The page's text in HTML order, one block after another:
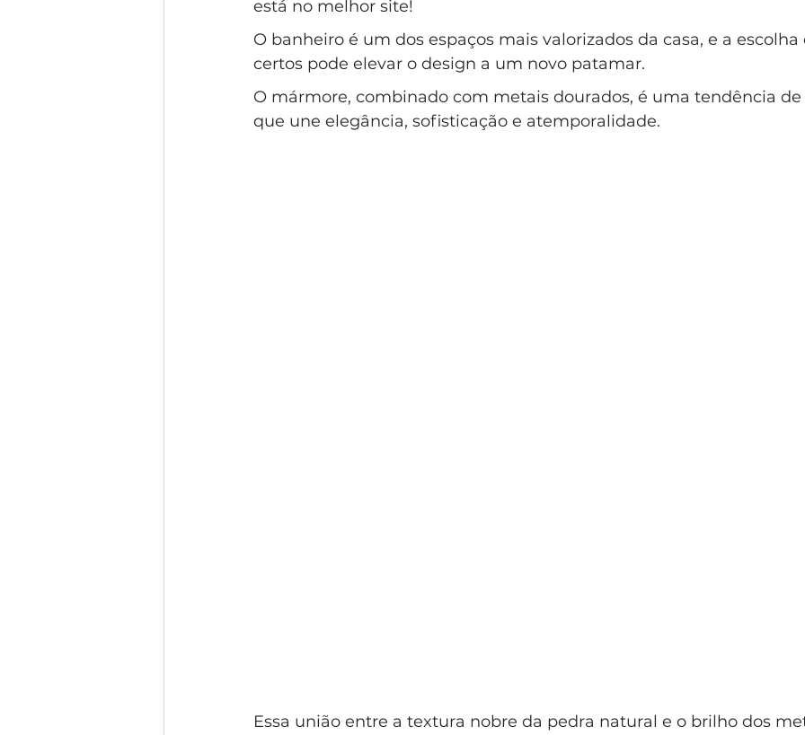
Condomínio Gramado Estilo Clássico Casa Clássica Condomínio EntreVerdes
está no melhor site!
O banheiro é um dos espaços mais valorizados da casa, e a
certos pode elevar o design a um novo patamar.
O mármore, combinado com metais dourados, é uma tendência
que une elegância, sofisticação e atemporalidade.
Essa união entre a textura nobre da pedra natural e o brilho dos